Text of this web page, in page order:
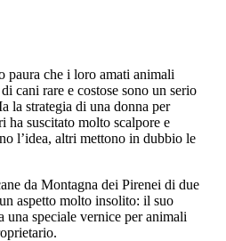
che i loro amati animali
cani rare e costose sono un serio
la strategia di una donna per
ha suscitato molto scalpore e
l’idea, altri mettono in dubbio le
da Montagna dei Pirenei di due
aspetto molto insolito: il suo
una speciale vernice per animali